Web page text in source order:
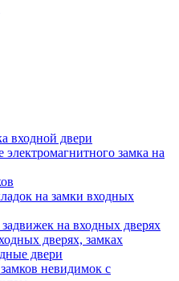
входной двери
электромагнитного замка на
на замки входных
на входных дверях
дверях, замках
двери
невидимок с